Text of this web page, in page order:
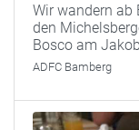
Wir wandern ab
den
Bosco am
ADFC Bamberg